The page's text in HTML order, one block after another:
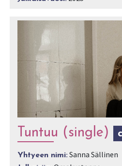
Tuntuu (single)
Yhtyeen nimi: Sanna Sällinen